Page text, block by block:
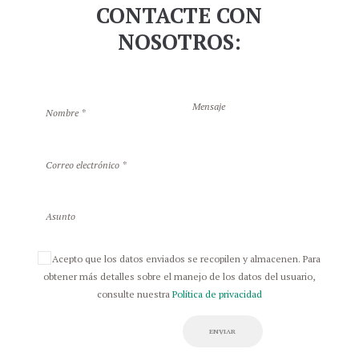
CONTACTE CON
NOSOTROS:
Acepto que los datos enviados se recopilen y almacenen. Para
obtener más detalles sobre el manejo de los datos del usuario,
consulte nuestra Política de privacidad
ENVIAR